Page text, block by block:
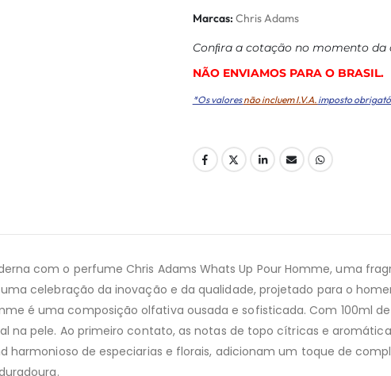
Marcas: Chris Adams
Conﬁra a cotação no momento da
NÃO ENVIAMOS PARA O BRASIL.
*Os valoresnão incluem I.V.A. imposto
com o perfume Chris Adams Whats Up Pour Homme, uma
celebração da inovação e da qualidade, projetado para o
é uma composição olfativa ousada e sofisticada. Com 100ml
na pele. Ao primeiro contato, as notas de topo cítricas e
harmonioso de especiarias e florais, adicionam um toque de